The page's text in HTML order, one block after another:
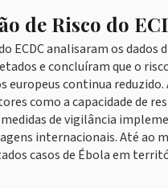
de Risco do
ECDC analisaram os dados
e concluíram que o
europeus continua
como a capacidade de
de vigilância
internacionais. Até ao
casos de Ébola em